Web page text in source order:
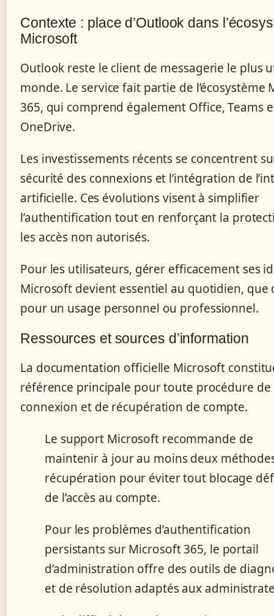
Contexte : place d’Outlook dans
Microsoft
Outlook reste le client de messagerie le plus
monde. Le service fait partie de l’écosystème
365, qui comprend également Office, Teams
OneDrive.
Les investissements récents se concentrent
sécurité des connexions et l’intégration de
artificielle. Ces évolutions visent à simplifier
l’authentification tout en renforçant la
les accès non autorisés.
Pour les utilisateurs, gérer efficacement ses
Microsoft devient essentiel au quotidien, que
pour un usage personnel ou professionnel.
Ressources et sources d’information
La documentation officielle Microsoft
référence principale pour toute procédure de
connexion et de récupération de compte.
Le support Microsoft recommande de
maintenir à jour au moins deux
récupération pour éviter tout blocage
de l’accès au compte.
Pour les problèmes d’authentification
persistants sur Microsoft 365, le portail
d’administration offre des outils de
et de résolution adaptés aux